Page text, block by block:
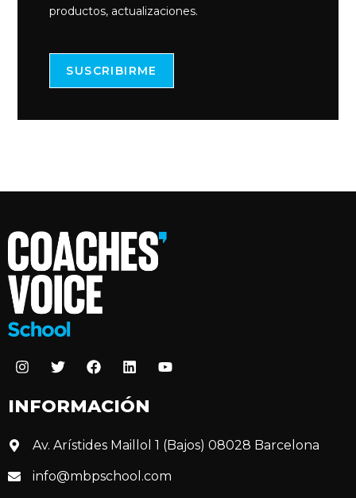
productos, actualizaciones.
SUSCRIBIRME
INFORMACIÓN
Av. Arístides Maillol 1 (Bajos) 08028 Barcelona
info@mbpschool.com